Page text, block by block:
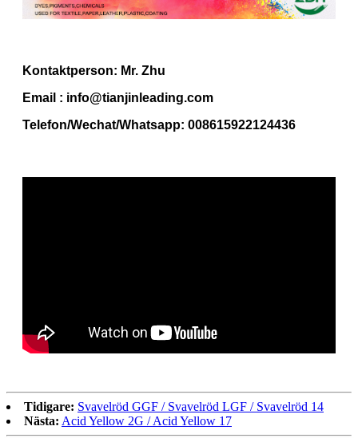
Kontaktperson: Mr. Zhu
Email : info@tianjinleading.com
Telefon/Wechat/Whatsapp: 008615922124436
Tidigare: Svavelröd GGF / Svavelröd LGF / Svavelröd 14
Nästa: Acid Yellow 2G / Acid Yellow 17